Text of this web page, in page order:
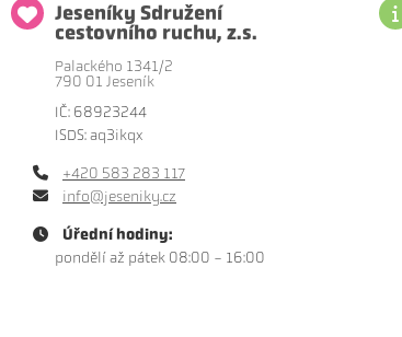
Jeseníky Sdružení
cestovního ruchu, z.s.
Palackého 1341/2
790 01 Jeseník
IČ: 68923244
ISDS: aq3ikqx
+420 583 283 117
info@jeseniky.cz
Úřední hodiny:
pondělí až pátek 08:00 - 16:00